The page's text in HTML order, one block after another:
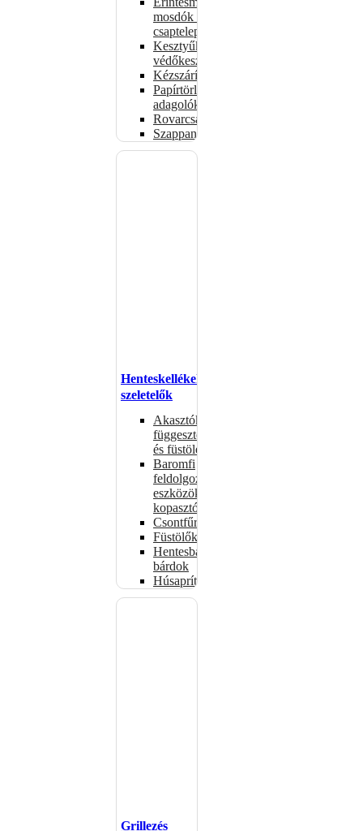
mosdók és
csaptelepek
Kesztyűk,
védőkesztyűk
Kézszárítók
Papírtörlő-
adagolók
Rovarcsapdák
Szappanadagolók
Henteskellékek,
szeletelők
Akasztók
függesztéshez
és füstöléshez
Baromfi
feldolgozó
eszközök,
kopasztók
Csontfűrészek
Füstölők
Hentesbalták,
bárdok
Húsaprítók
Grillezés